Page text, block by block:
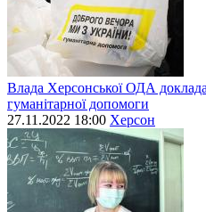
Влада Херсонської ОДА
гуманітарної допомоги
27.11.2022 18:00 Херсон